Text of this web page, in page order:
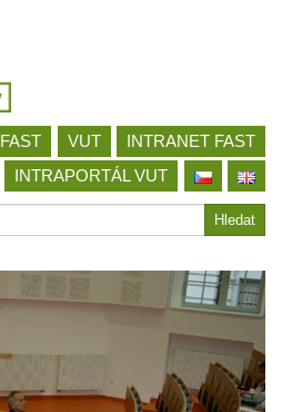
FAST VUT
INTRANET FAST
INTRAPORTÁL VUT
Hledat